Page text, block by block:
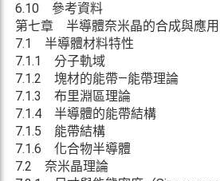
6.10 參考資料
第七章 半導體奈米晶的合成與
7.1 半導體材料特性
7.1.1 分子軌域
7.1.2 塊材的能帶—能帶理論
7.1.3 布里淵區理論
7.1.4 半導體的能帶結構
7.1.5 能帶結構
7.1.6 化合物半導體
7.2 奈米晶理論